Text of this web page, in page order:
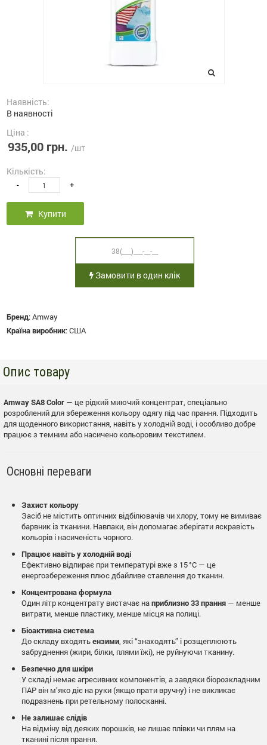
Наявність:
В наявності
Ціна :
935,00 грн. /шт
Кількість:
- +
Купити
Замовити в один клік
Бренд:Amway
Країна виробник:США
Опис товару
Amway SA8 Color — це рідкий миючий концентрат, спеціально
розроблений для збереження кольору одягу під час прання. Підходить
для щоденного використання, навіть у холодній воді, і особливо добре
працює з темним або насичено кольоровим текстилем.
Основні переваги
Захист кольору
Засіб не містить оптичних відбілювачів чи хлору, тому не вимиває
барвник із тканини. Навпаки, він допомагає зберігати яскравість
кольорів і насиченість чорного.
Працює навіть у холодній воді
Ефективно відпирає при температурі вже з 15 °C — це
енергозбереження плюс дбайливе ставлення до тканин.
Концентрована формула
Один літр концентрату вистачає наприблизно 33 прання — менше
витрати, менше пластику, менше місця на полиці.
Біоактивна система
До складу входятьензими, які “знаходять” і розщеплюють
забруднення (жири, білки, плями їжі), не руйнуючи тканину.
Безпечно для шкіри
У складі немає агресивних компонентів, а завдяки біорозкладним
ПАР він м’яко діє на руки (якщо прати вручну) і не викликає
подразнень при ретельному полосканні.
Не залишає слідів
На відміну від деяких порошків, не лишає плівки чи плям на
тканині після прання.